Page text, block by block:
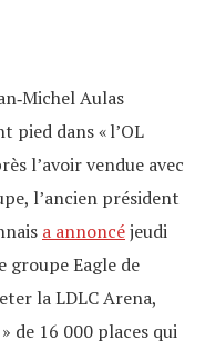
Aulas
pied dans « l’OL
l’avoir vendue avec
l’ancien président
a annoncéjeudi
groupe Eagle de
la LDLC Arena,
de 16 000 places qui